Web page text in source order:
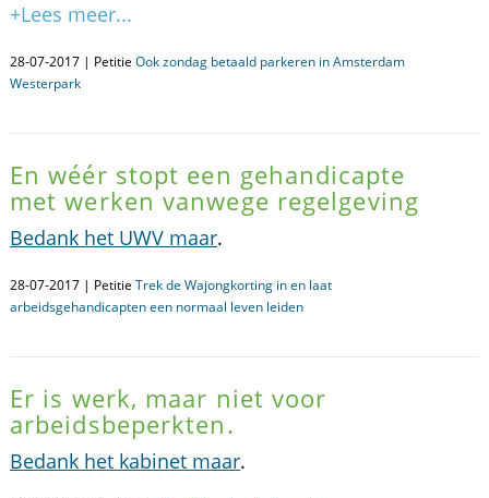
+Lees meer...
28-07-2017 | Petitie Ook zondag betaald parkeren in Amsterdam
Westerpark
En wéér stopt een gehandicapte
met werken vanwege regelgeving
Bedank het UWV maar.
28-07-2017 | Petitie Trek de Wajongkorting in en laat
arbeidsgehandicapten een normaal leven leiden
Er is werk, maar niet voor
arbeidsbeperkten.
Bedank het kabinet maar.